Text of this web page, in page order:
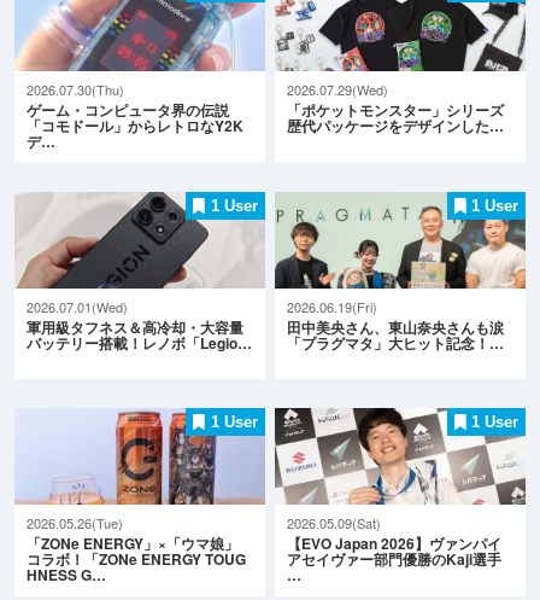
2026.07.30(Thu)
ゲーム・コンピュータ界の伝説
「コモドール」からレトロなY2K
デ…
2026.07.29(Wed)
「ポケットモンスター」シリーズ
歴代パッケージをデザインした…
1 User
2026.07.01(Wed)
軍用級タフネス＆高冷却・大容量
バッテリー搭載！レノボ「Legio…
1 User
2026.06.19(Fri)
田中美央さん、東山奈央さんも涙
「プラグマタ」大ヒット記念！…
1 User
2026.05.26(Tue)
「ZONe ENERGY」×「ウマ娘」
コラボ！「ZONe ENERGY TOUG
HNESS G…
1 User
2026.05.09(Sat)
【EVO Japan 2026】ヴァンパイ
アセイヴァー部門優勝のKaji選手
…